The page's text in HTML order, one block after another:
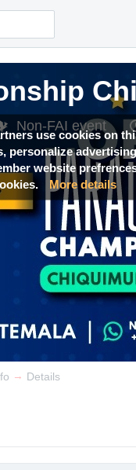
use cookies on
personalize
website
More details
Non-FAI event
→ Details